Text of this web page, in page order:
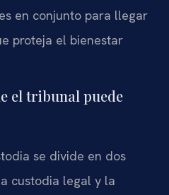
en conjunto para llegar
proteja el bienestar
el tribunal puede
se divide en dos
custodia legal y la